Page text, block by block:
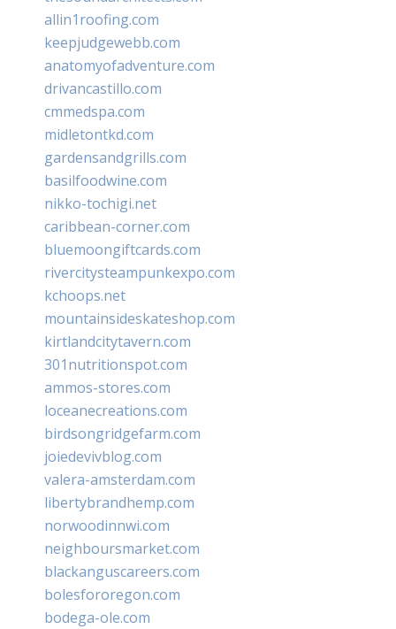
allin1roofing.com
keepjudgewebb.com
anatomyofadventure.com
drivancastillo.com
cmmedspa.com
midletontkd.com
gardensandgrills.com
basilfoodwine.com
nikko-tochigi.net
caribbean-corner.com
bluemoongiftcards.com
rivercitysteampunkexpo.com
kchoops.net
mountainsideskateshop.com
kirtlandcitytavern.com
301nutritionspot.com
ammos-stores.com
loceanecreations.com
birdsongridgefarm.com
joiedevivblog.com
valera-amsterdam.com
libertybrandhemp.com
norwoodinnwi.com
neighboursmarket.com
blackanguscareers.com
bolesfororegon.com
bodega-ole.com